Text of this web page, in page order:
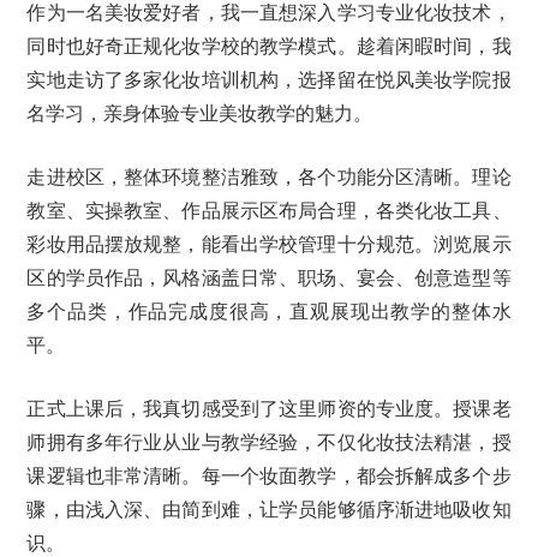
作为一名美妆爱好者，我一直想深入学习专业化妆技术，
同时也好奇正规化妆学校的教学模式。趁着闲暇时间，我
实地走访了多家化妆培训机构，选择留在悦风美妆学院报
名学习，亲身体验专业美妆教学的魅力。
走进校区，整体环境整洁雅致，各个功能分区清晰。理论
教室、实操教室、作品展示区布局合理，各类化妆工具、
彩妆用品摆放规整，能看出学校管理十分规范。浏览展示
区的学员作品，风格涵盖日常、职场、宴会、创意造型等
多个品类，作品完成度很高，直观展现出教学的整体水
平。
正式上课后，我真切感受到了这里师资的专业度。授课老
师拥有多年行业从业与教学经验，不仅化妆技法精湛，授
课逻辑也非常清晰。每一个妆面教学，都会拆解成多个步
骤，由浅入深、由简到难，让学员能够循序渐进地吸收知
识。